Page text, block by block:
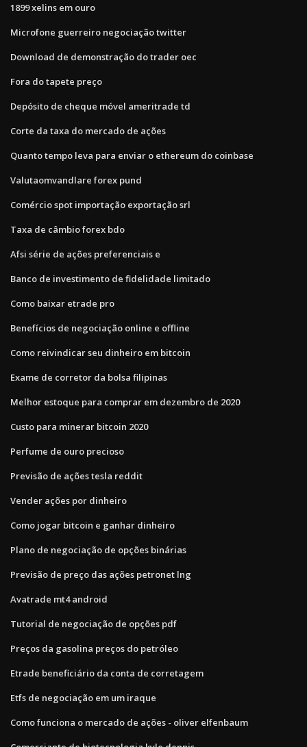
1899 xelins em ouro
Microfone guerreiro negociação twitter
Download de demonstração do trader oec
Fora do tapete preço
Depósito de cheque móvel ameritrade td
Corte da taxa do mercado de ações
Quanto tempo leva para enviar o ethereum do coinbase
Valutaomvandlare forex pund
Comércio spot importação exportação srl
Taxa de câmbio forex bdo
Afsi série de ações preferenciais e
Banco de investimento de fidelidade limitado
Como baixar etrade pro
Benefícios de negociação online e offline
Como reivindicar seu dinheiro em bitcoin
Exame de corretor da bolsa filipinas
Melhor estoque para comprar em dezembro de 2020
Custo para minerar bitcoin 2020
Perfume de ouro precioso
Previsão de ações tesla reddit
Vender ações por dinheiro
Como jogar bitcoin e ganhar dinheiro
Plano de negociação de opções binárias
Previsão de preço das ações petronet lng
Avatrade mt4 android
Tutorial de negociação de opções pdf
Preços da gasolina preços do petróleo
Etrade beneficiário da conta de corretagem
Etfs de negociação em um iraque
Como funciona o mercado de ações - oliver elfenbaum